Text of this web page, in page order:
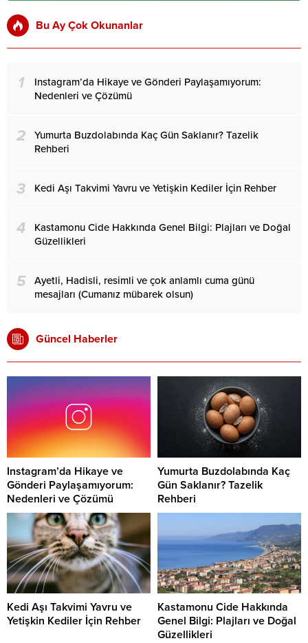
Bu Ay Çok Okunanlar
1
Instagram’da Hikaye ve Gönderi Paylaşamıyorum:
Nedenleri ve Çözümü
2
Yumurta Buzdolabında Kaç Gün Saklanır? Tazelik
Rehberi
3 Kedi Aşı Takvimi Yavru ve Yetişkin Kediler İçin Rehber
4
Kastamonu Cide Hakkında Genel Bilgi: Plajları ve Doğal
Güzellikleri
5
Ayetli, Hadisli, resimli ve çok anlamlı cuma günü
mesajları (Cumanız mübarek olsun)
Güncel Haberler
Instagram’da Hikaye ve
Gönderi Paylaşamıyorum:
Nedenleri ve Çözümü
Yumurta Buzdolabında Kaç
Gün Saklanır? Tazelik
Rehberi
Kedi Aşı Takvimi Yavru ve
Yetişkin Kediler İçin Rehber
Kastamonu Cide Hakkında
Genel Bilgi: Plajları ve Doğal
Güzellikleri